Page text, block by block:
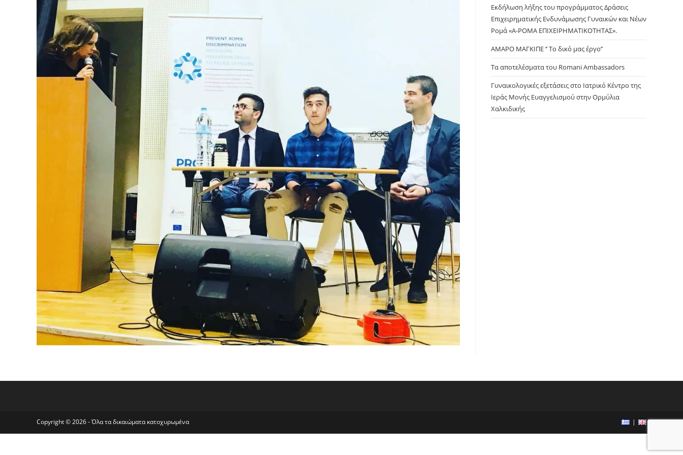
Εκδήλωση λήξης του προγράμματος Δράσεις
Επιχειρηματικής Ενδυνάμωσης Γυναικών και Νέων
Ρομά «Α-ΡΟΜΑ ΕΠΙΧΕΙΡΗΜΑΤΙΚΟΤΗΤΑΣ».
ΑΜΑΡΟ ΜΑΓΚΙΠΕ ‘’ Το δικό μας έργο’’
Τα αποτελέσματα του Romani Ambassadors
Γυναικολογικές εξετάσεις στο Ιατρικό Κέντρο της
Ιεράς Μονής Ευαγγελισμού στην Ορμύλια
Χαλκιδικής
Copyright © 2026 - Όλα τα δικαιώματα κατοχυρωμένα